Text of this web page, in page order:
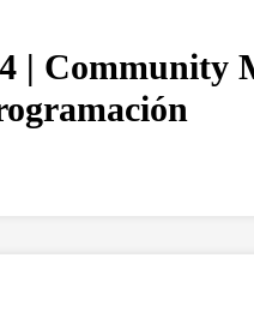
| Community